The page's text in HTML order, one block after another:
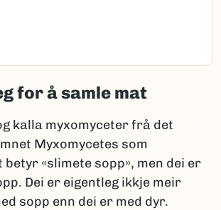
for å samle mat
kalla myxomyceter frå det
Myxomycetes som
«slimete sopp», men dei er
Dei er eigentleg ikkje meir
sopp enn dei er med dyr.